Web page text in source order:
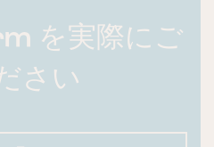
を実際にご
さい